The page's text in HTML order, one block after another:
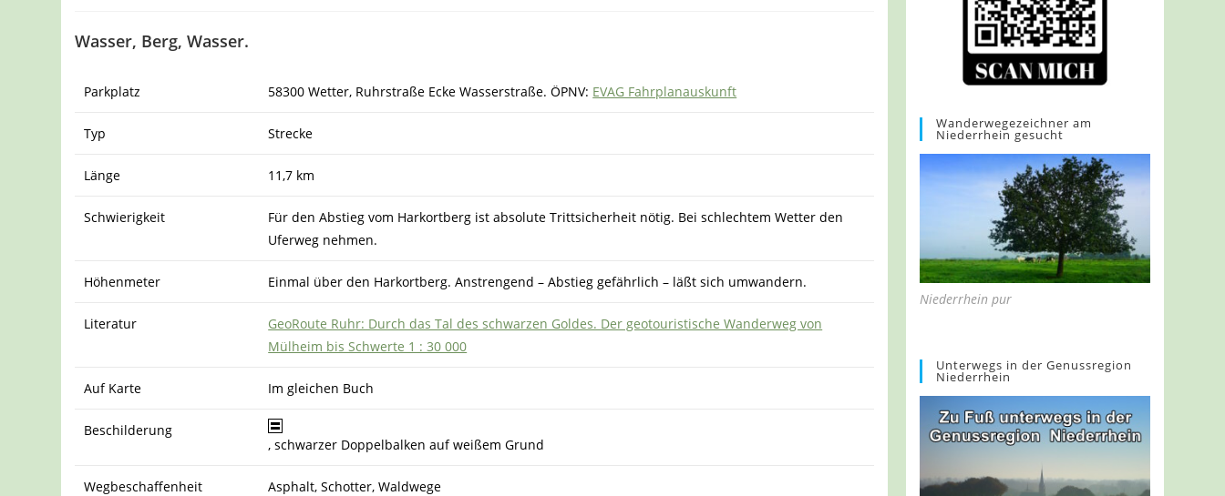
Wasser, Berg, Wasser.
Parkplatz 58300 Wetter, Ruhrstraße Ecke Wasserstraße. ÖPNV: EVAG Fahrplanauskunft
Typ Strecke
Länge 11,7 km
Schwierigkeit
Für den Abstieg vom Harkortberg ist absolute Trittsicherheit nötig. Bei schlechtem Wetter den
Uferweg nehmen.
Höhenmeter Einmal über den Harkortberg. Anstrengend – Abstieg gefährlich – läßt sich umwandern.
Literatur
GeoRoute Ruhr: Durch das Tal des schwarzen Goldes. Der geotouristische Wanderweg von
Mülheim bis Schwerte 1 : 30 000
Auf Karte Im gleichen Buch
Beschilderung
, schwarzer Doppelbalken auf weißem Grund
Wegbeschaffenheit Asphalt, Schotter, Waldwege
Wanderwegezeichner am
Niederrhein gesucht
Niederrhein pur
Unterwegs in der Genussregion
Niederrhein